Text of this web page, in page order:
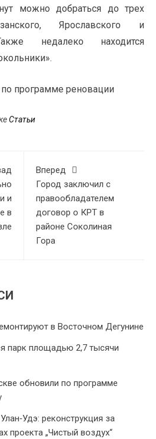
можно добраться до трех
Ярославского и
недалеко находится
программе реновации
Статьи
и
в
Вперед
Город заключил с
правообладателем
договор о КРТ в
районе Соколиная
Гора
в Восточном Дегунине
парк площадью 2,7 тысячи
обновили по программе
реконструкция за
проекта „Чистый воздух“